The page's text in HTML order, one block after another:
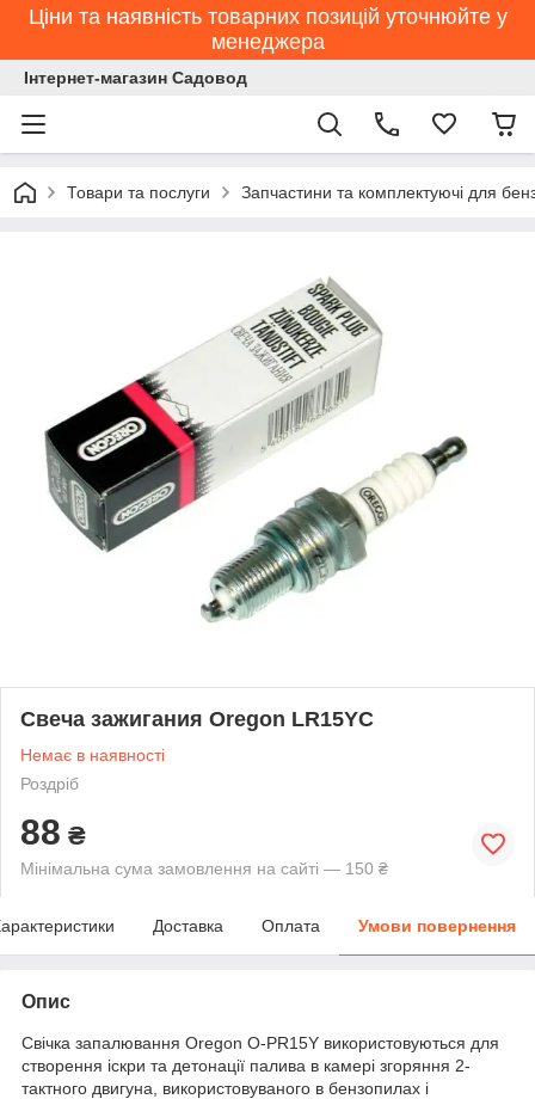
Ціни та наявність товарних позицій уточнюйте у
менеджера
Інтернет-магазин Садовод
Товари та послуги Запчастини та комплектуючі для
Свеча зажигания Oregon LR15YC
Немає в наявності
Роздріб
88 ₴
Мінімальна сума замовлення на сайті — 150 ₴
Доставка Оплата Умови повернення
Опис
Свічка запалювання Oregon O-PR15Y використовуються для
створення іскри та детонації палива в камері згоряння 2-
тактного двигуна, використовуваного в бензопилах і